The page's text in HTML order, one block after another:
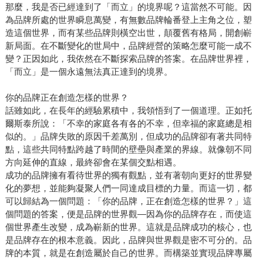
那麼，我是否已經達到了「而立」的境界呢？這當然不可能。因
為品牌所處的世界瞬息萬變，有無數品牌輪番登上主角之位，塑
造這個世界，而有某些品牌則橫空出世，顛覆舊有格局，開創嶄
新局面。在不斷變化的世局中，品牌經營的策略怎麼可能一成不
變？正因如此，我依然在不斷探索品牌的答案。在品牌世界裡，
「而立」是一個永遠無法真正達到的境界。
你的品牌正在創造怎樣的世界？
話雖如此，在長年的經驗累積中，我領悟到了一個道理。正如托
爾斯泰所說：「不幸的家庭各有各的不幸，但幸福的家庭總是相
似的。」品牌失敗的原因千差萬別，但成功的品牌卻有著共同特
點，這些共同特點跨越了時間的壁壘與產業的界線。就像朝不同
方向延伸的直線，最終卻會在某個交點相遇。
成功的品牌擁有看待世界的獨有觀點，並有著朝向更好的世界變
化的夢想，並能夠凝聚人們一同達成目標的力量。而這一切，都
可以歸結為一個問題：「你的品牌，正在創造怎樣的世界？」這
個問題的答案，便是品牌的世界觀—因為你的品牌存在，而使這
個世界產生改變，成為嶄新的世界。這就是品牌成功的核心，也
是品牌存在的根本意義。因此，品牌與世界觀是密不可分的。品
牌的本質，就是在創造屬於自己的世界。而構築並實現品牌專屬